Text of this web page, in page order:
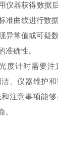
器获得数据
准曲线进行数
异常值或可疑
准确性。
计时需要注
、仪器维护
注意事项能
。